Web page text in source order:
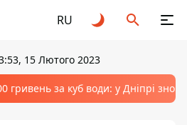
RU
15 Лютого 2023
гривень за куб води: у Дніпрі